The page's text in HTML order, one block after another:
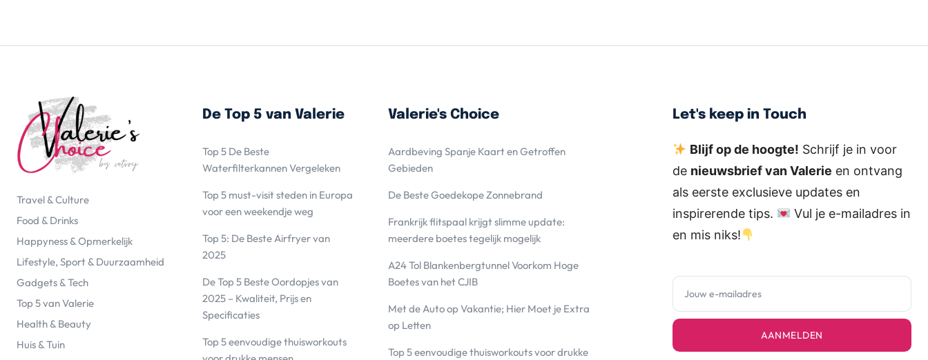
Travel & Culture
Food & Drinks
Happyness & Opmerkelijk
Lifestyle, Sport & Duurzaamheid
Gadgets & Tech
Top 5 van Valerie
Health & Beauty
Huis & Tuin
De Top 5 van Valerie
Top 5 De Beste
Waterfilterkannen Vergeleken
Top 5 must-visit steden in Europa
voor een weekendje weg
Top 5: De Beste Airfryer van
2025
De Top 5 Beste Oordopjes van
2025 – Kwaliteit, Prijs en
Specificaties
Top 5 eenvoudige thuisworkouts
Valerie's Choice
Aardbeving Spanje Kaart en Getroffen
Gebieden
De Beste Goedekope Zonnebrand
Frankrijk flitspaal krijgt slimme update:
meerdere boetes tegelijk mogelijk
A24 Tol Blankenbergtunnel Voorkom Hoge
Boetes van het CJIB
Met de Auto op Vakantie; Hier Moet je Extra
op Letten
Top 5 eenvoudige thuisworkouts voor drukke
Let's keep in Touch
Blijf op de hoogte! Schrijf je in voor
de nieuwsbrief van Valerie en ontvang
als eerste exclusieve updates en
inspirerende tips.
Vul je e-mailadres in
en mis niks!
AANMELDEN